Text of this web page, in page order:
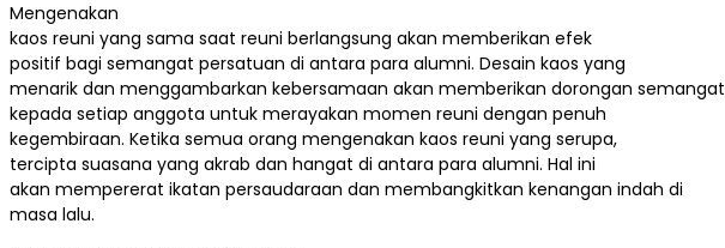
Mengenakan
kaos reuni yang sama saat reuni berlangsung akan memberikan efek
positif bagi semangat persatuan di antara para alumni. Desain kaos yang
menarik dan menggambarkan kebersamaan akan memberikan dorongan semangat
kepada setiap anggota untuk merayakan momen reuni dengan penuh
kegembiraan. Ketika semua orang mengenakan kaos reuni yang serupa,
tercipta suasana yang akrab dan hangat di antara para alumni. Hal ini
akan mempererat ikatan persaudaraan dan membangkitkan kenangan indah di
masa lalu.